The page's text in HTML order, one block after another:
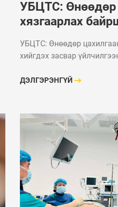
УБЦТС: Өнөөдөр
хязгаарлах
УБЦТС: Өнөөдөр
хийгдэх засвар
ДЭЛГЭРЭНГҮЙ